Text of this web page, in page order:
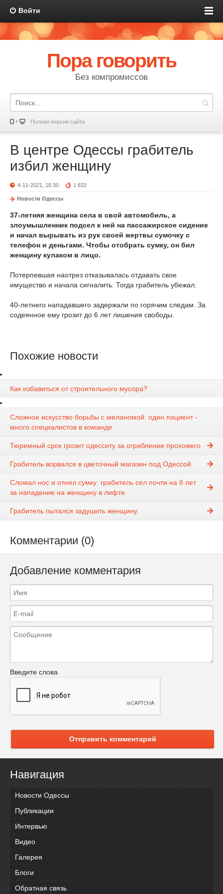
Войти
Пора говорить
Без компромиссов
Полная версия сайта
В центре Одессы грабитель
избил женщину
4-11-2021, 16:30 1 832
Новости Одессы
37-летняя женщина села в свой автомобиль, а
злоумышленник подсел к ней на пассажирское сидение
и начал вырывать из рук своей жертвы сумочку с
телефон и деньгами. Чтобы отобрать сумку, он бил
женщину кулаком в лицо.
Потерпевшая наотрез отказывалась отдавать свое
имущество и начала сигналить. Тогда грабитель убежал.
40-летнего нападавшего задержали по горячим следам. За
содеянное ему грозит до 6 лет лишения свободы.
Похожие новости
Как избавиться от строительного мусора?
Сложное искусство борьбы с меланомой: один пациент -
много специалистов в команде
Тюремный срок грозит одесситу за ограбление прохожего
Грабитель ворвался в цветочный магазин под Одессой
Сломал нос и отнял сумку: грабитель сел почти на 8 лет
за нападение на женщину в лифте
Грабитель пытался задушить женщину
Комментарии (0)
Добавление комментария
Введите слова
Отправить комментарий
Навигация
Новости Одессы
Публикации
Интервью
Видео
Галерея
Блоги
Обратная связь